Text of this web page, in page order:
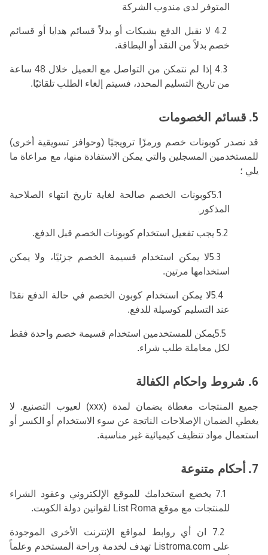
المتوفر لدى مندوب الشركة
4.2 لا نقبل الدفع بشيكات أو بدلاً قسائم هدايا أو قسائم
خصم بدلاً من النقد أو البطاقة.
4.3
إذا لم نتمكن من التواصل مع العميل خلال 48 ساعة
من تاريخ التسليم المحدد، فسيتم إلغاء الطلب تلقائيًا.
5
. قسائم الخصومات
قد نصدر كوبونات خصم ورمزًا ترويجيًا (وحوافز تسويقية أخرى)
للمستخدمين المسجلين والتي يمكن الاستفادة منها، مع مراعاة ما
يلي ؛
5.1كوبونات الخصم صالحة لغاية تاريخ انتهاء الصلاحية
المذكور .
5.2 يجب تفعيل استخدام كوبونات الخصم قبل الدفع.
5.3لا يمكن استخدام قسيمة الخصم جزئيًا، ولا يمكن
استخدامها مرتين.
5.4لا يمكن استخدام كوبون الخصم في حالة الدفع نقدًا
عند التسليم كوسيلة للدفع.
5.5يمكن للمستخدمين استخدام قسيمة خصم واحدة فقط
لكل معاملة طلب شراء.
6. شروط واحكام الكفالة
جميع المنتجات مغطاة بضمان لمدة (xxx) لعيوب التصنيع. لا
يغطي الضمان الإصلاحات الناتجة عن سوء الاستخدام أو الكسر أو
استعمال مواد تنظيف كيميائية غير مناسبة.
7
. أحكام متنوعة
7.1 يخضع استخدامك للموقع الإلكتروني وعقود الشراء
للمنتجات مع موقع List Roma
لقوانين دولة الكويت.
7.2 ان أي روابط لمواقع الإنترنت الأخرى الموجودة
على Listroma.com تهدف لخدمة وراحة المستخدم وعلماً